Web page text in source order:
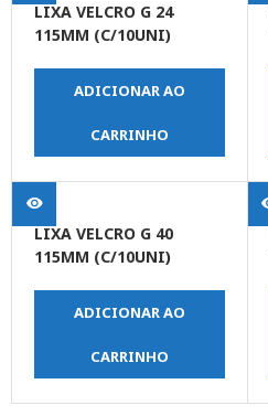
LIXA VELCRO G 24
115MM (C/10UNI)
ADICIONAR AO
CARRINHO
LIXA VELCRO G 40
115MM (C/10UNI)
ADICIONAR AO
CARRINHO